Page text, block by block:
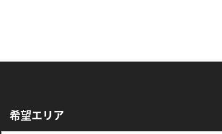
希望エリア